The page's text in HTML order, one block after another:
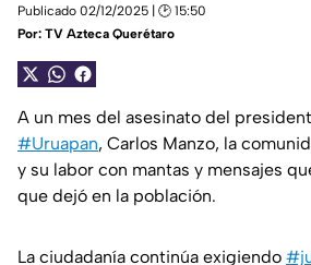
Publicado 02/12/2025 | 🕑 15:50
Por: TV Azteca Querétaro
A un mes del asesinato del
#Uruapan, Carlos Manzo, la
y su labor con mantas y mensajes
que dejó en la población.
La ciudadanía continúa exigiendo